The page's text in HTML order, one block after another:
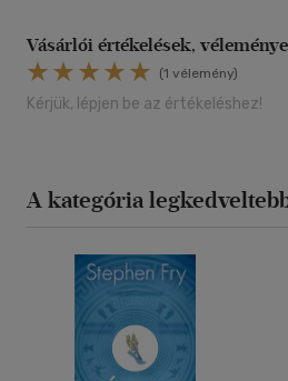
Vásárlói értékelések,
(1 vélemény)
Kérjük, lépjen be az értékeléshez!
A kategória